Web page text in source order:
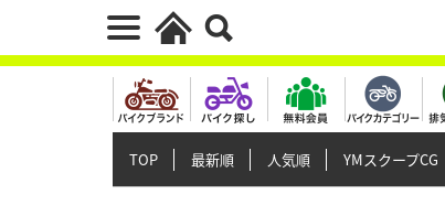
TOP 最新順 人気順 YMスクープCG